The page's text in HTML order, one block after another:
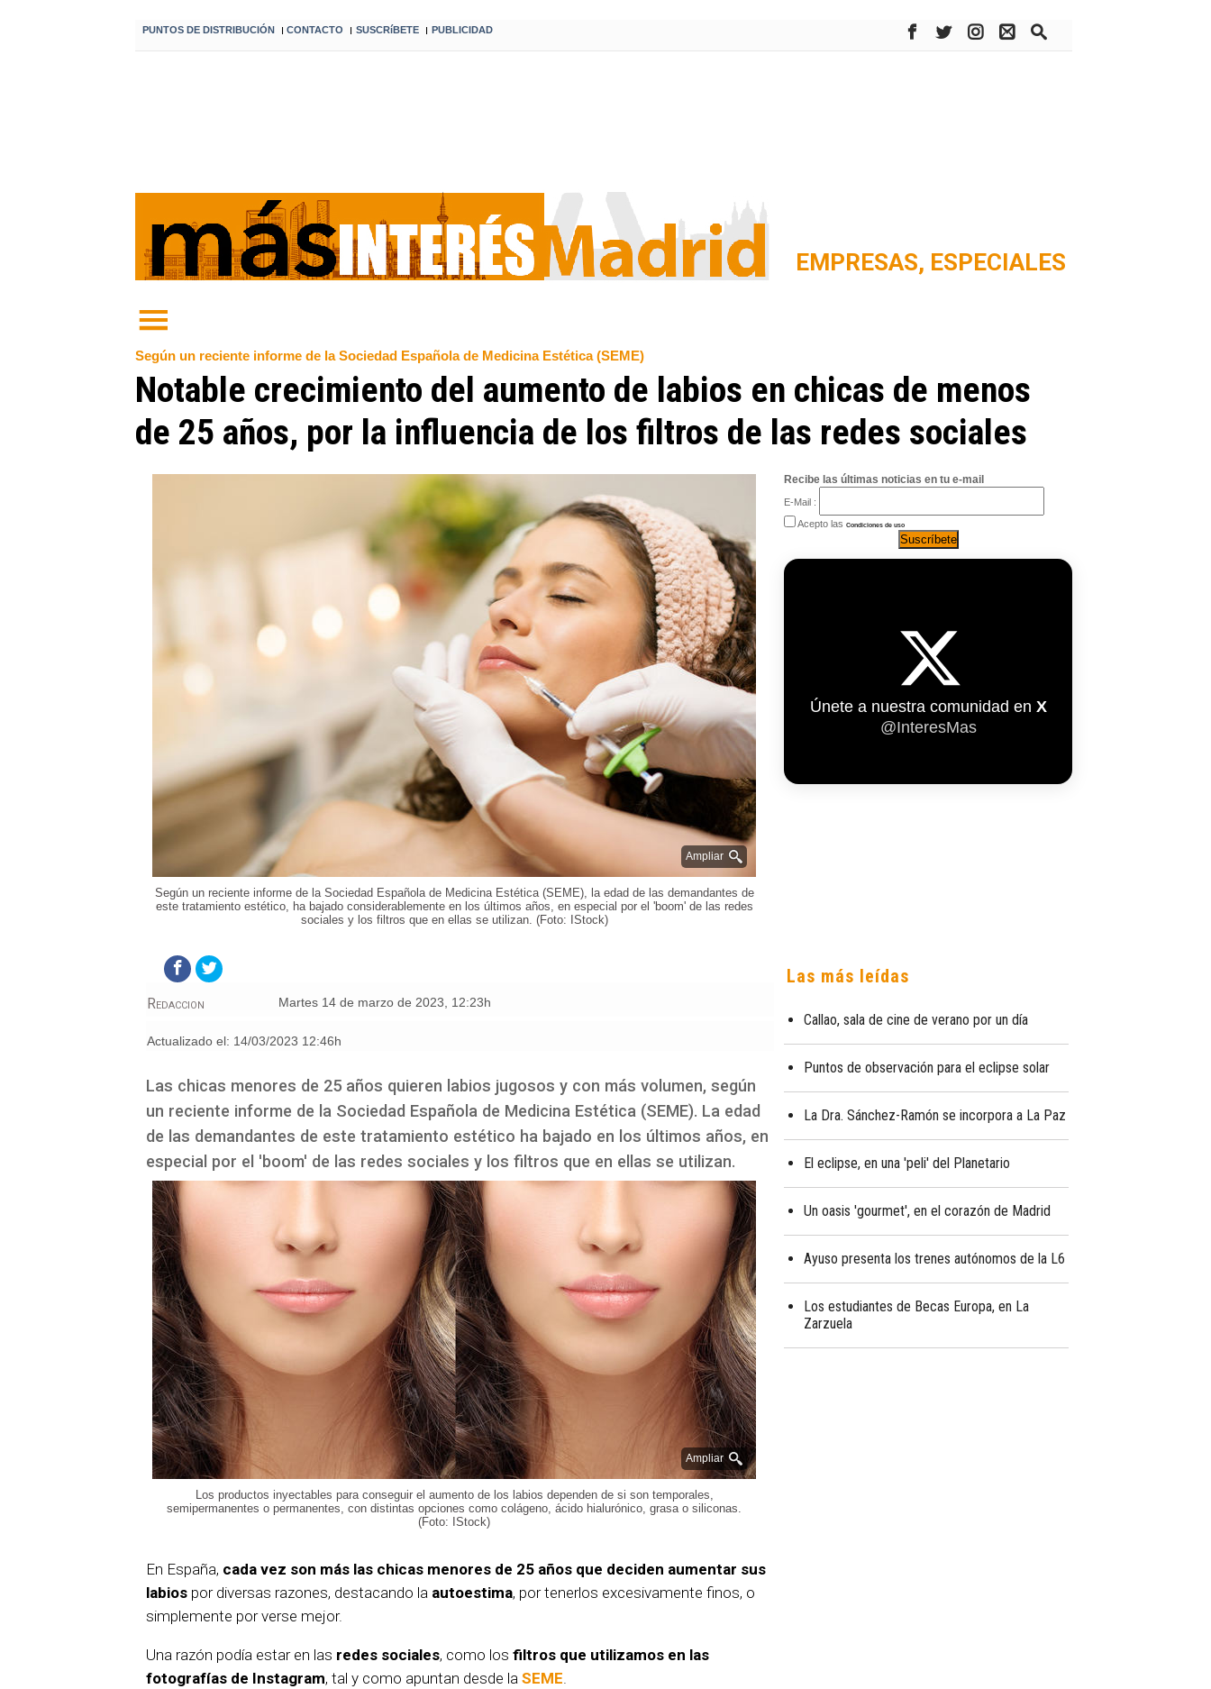
PUNTOS DE DISTRIBUCIÓN I CONTACTO I SUSCRíBETE I PUBLICIDAD
EMPRESAS, ESPECIALES
Según un reciente informe de la Sociedad Española de Medicina Estética (SEME)
Notable crecimiento del aumento de labios en chicas de menos
de 25 años, por la influencia de los filtros de las redes sociales
Ampliar
Según un reciente informe de la Sociedad Española de Medicina Estética (SEME), la edad de las demandantes de
este tratamiento estético, ha bajado considerablemente en los últimos años, en especial por el 'boom' de las redes
sociales y los filtros que en ellas se utilizan. (Foto: IStock)
martes 14 de marzo de 2023, 12:23h
Redaccion
Actualizado el: 14/03/2023 12:46h
Las chicas menores de 25 años quieren labios jugosos y con más volumen, según
un reciente informe de la Sociedad Española de Medicina Estética (SEME). La edad
de las demandantes de este tratamiento estético ha bajado en los últimos años, en
especial por el 'boom' de las redes sociales y los filtros que en ellas se utilizan.
Ampliar
Los productos inyectables para conseguir el aumento de los labios dependen de si son temporales,
semipermanentes o permanentes, con distintas opciones como colágeno, ácido hialurónico, grasa o siliconas.
(Foto: IStock)
En España, cada vez son más las chicas menores de 25 años que deciden aumentar sus
labios por diversas razones, destacando la autoestima, por tenerlos excesivamente finos, o
simplemente por verse mejor.
Una razón podía estar en las redes sociales, como los filtros que utilizamos en las
fotografías de Instagram, tal y como apuntan desde la SEME.
Recibe las últimas noticias en tu e-mail
E-Mail :
Acepto las Condiciones de uso
Únete a nuestra comunidad en X
@InteresMas
Las más leídas
Callao, sala de cine de verano por un día
Puntos de observación para el eclipse solar
La Dra. Sánchez-Ramón se incorpora a La Paz
El eclipse, en una 'peli' del Planetario
Un oasis 'gourmet', en el corazón de Madrid
Ayuso presenta los trenes autónomos de la L6
Los estudiantes de Becas Europa, en La
Zarzuela